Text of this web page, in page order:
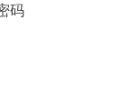
码